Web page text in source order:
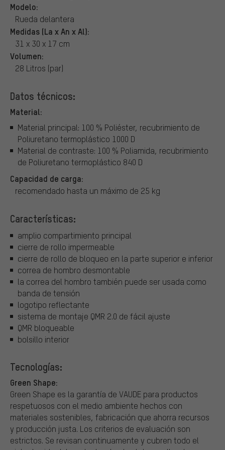
Modelo:
Rueda delantera
Medidas (La x An x Al):
31 x 30 x 17 cm
Volumen:
28 Litros (par)
Datos técnicos:
Material:
Material principal: 100 % Poliéster, recubrimiento de
Poliuretano termoplástico 1000 D
Material de contraste: 100 % Poliamida, recubrimiento
de Poliuretano termoplástico 840 D
Capacidad de carga:
recomendado hasta un máximo de 25 kg
Características:
amplio compartimiento principal
cierre de rollo impermeable
cierre de rollo de bloqueo en la parte superior e inferior
correa de hombro desmontable
la correa del hombro también puede ser usada como
banda de tensión
logotipo reflectante
sistema de montaje QMR 2.0 de fácil ajuste
QMR bloqueable
bolsillo interior
Tecnologías:
Green Shape:
Green Shape es la garantía de VAUDE para productos
respetuosos con el medio ambiente hechos con
materiales sostenibles, fabricación que ahorra recursos
y producción justa. Los criterios de evaluación son
estrictos. Se revisan continuamente y cubren todo el